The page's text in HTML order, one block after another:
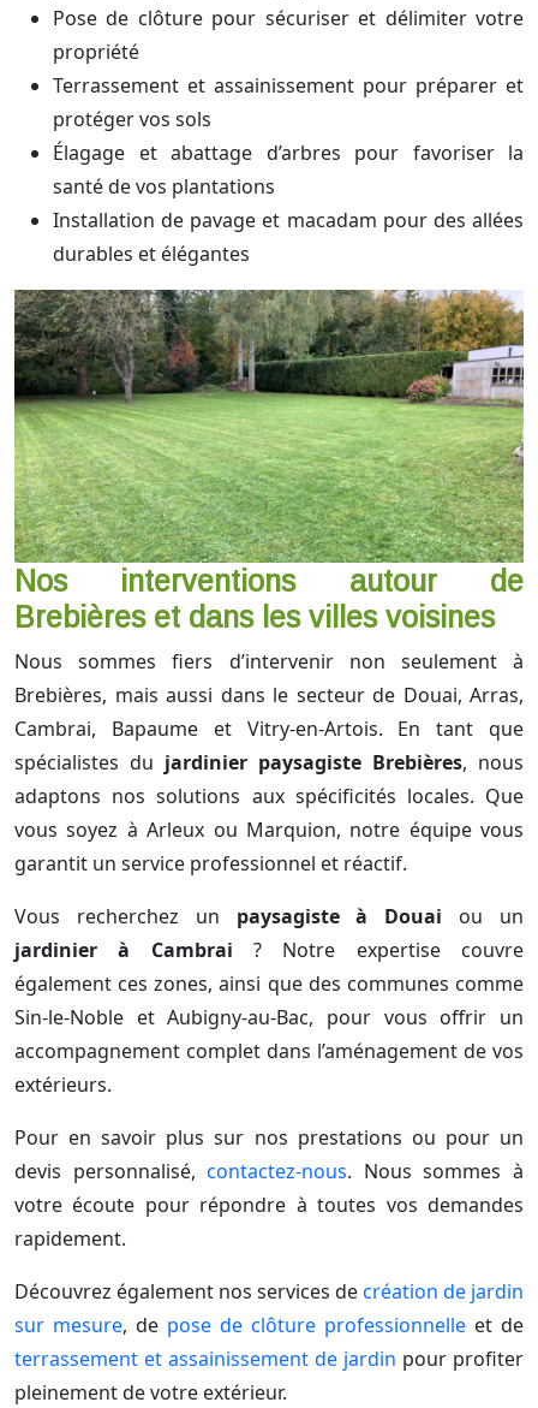
Pose de clôture pour sécuriser et délimiter votre
propriété
Terrassement et assainissement pour préparer et
protéger vos sols
Élagage et abattage d’arbres pour favoriser la
santé de vos plantations
Installation de pavage et macadam pour des allées
durables et élégantes
Nos interventions autour de
Brebières et dans les villes voisines
Nous sommes fiers d’intervenir non seulement à
Brebières, mais aussi dans le secteur de Douai, Arras,
Cambrai, Bapaume et Vitry-en-Artois. En tant que
spécialistes du jardinier paysagiste Brebières, nous
adaptons nos solutions aux spécificités locales. Que
vous soyez à Arleux ou Marquion, notre équipe vous
garantit un service professionnel et réactif.
Vous recherchez un paysagiste à Douai ou un
jardinier à Cambrai ? Notre expertise couvre
également ces zones, ainsi que des communes comme
Sin-le-Noble et Aubigny-au-Bac, pour vous offrir un
accompagnement complet dans l’aménagement de vos
extérieurs.
Pour en savoir plus sur nos prestations ou pour un
devis personnalisé,contactez-nous. Nous sommes à
votre écoute pour répondre à toutes vos demandes
rapidement.
Découvrez également nos services decréation de jardin
sur mesure, de pose de clôture professionnelle et de
terrassement et assainissement de jardin pour profiter
pleinement de votre extérieur.